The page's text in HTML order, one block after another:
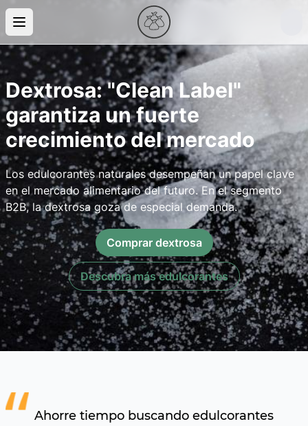
Dextrosa: "Clean Label"
garantiza un fuerte
crecimiento del mercado
Los edulcorantes naturales desempeñan un papel clave
en el mercado alimentario del futuro. En el segmento
B2B, la dextrosa goza de especial demanda.
Ahorre tiempo buscando edulcorantes